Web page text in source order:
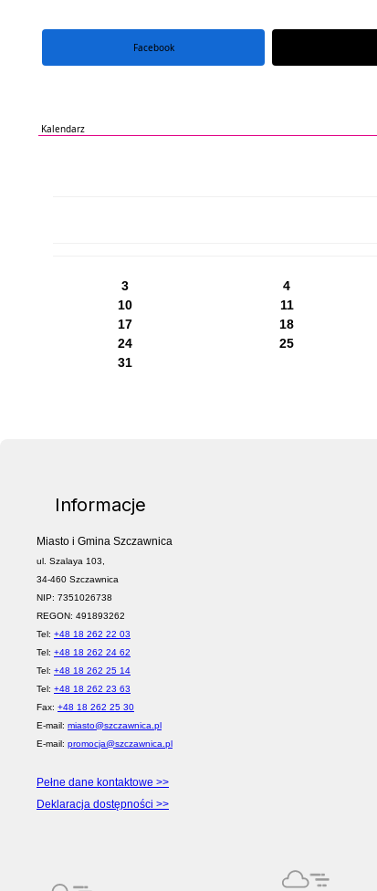
Facebook
Kalendarz
3
4
10
11
17
18
24
25
31
Informacje
Miasto i Gmina Szczawnica
ul. Szalaya 103,
34-460 Szczawnica
NIP: 7351026738
REGON: 491893262
Tel: +48 18 262 22 03
Tel: +48 18 262 24 62
Tel: +48 18 262 25 14
Tel: +48 18 262 23 63
Fax: +48 18 262 25 30
E-mail: miasto@szczawnica.pl
E-mail: promocja@szczawnica.pl
Pełne dane kontaktowe >>
Deklaracja dostępności >>